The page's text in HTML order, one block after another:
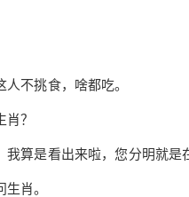
不挑食，啥都吃。
？
算是看出来啦，您分明就是
肖。